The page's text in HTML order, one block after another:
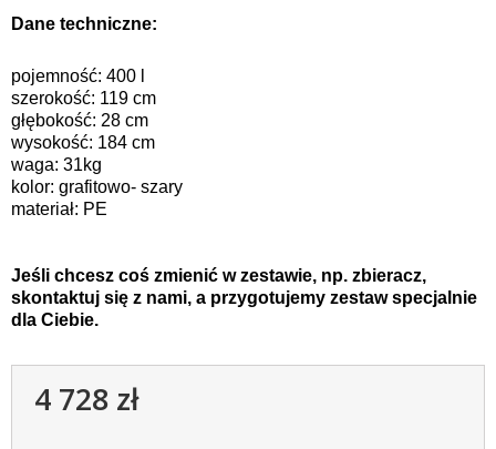
Dane techniczne:
pojemność: 400 l
szerokość: 119 cm
głębokość: 28 cm
wysokość: 184 cm
waga: 31kg
kolor: grafitowo- szary
materiał: PE
Jeśli chcesz coś zmienić w zestawie, np. zbieracz,
skontaktuj się z nami, a przygotujemy zestaw specjalnie
dla Ciebie.
4 728 zł